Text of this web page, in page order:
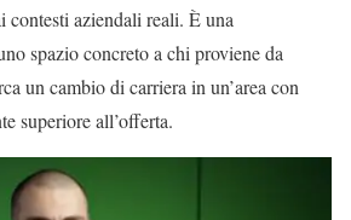
contesti aziendali reali. È una
spazio concreto a chi proviene da
un cambio di carriera in un’area con
superiore all’offerta.